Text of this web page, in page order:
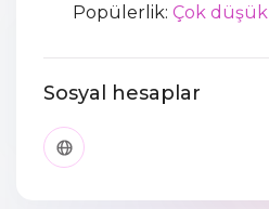
Popülerlik:Çok düşük
Sosyal hesaplar